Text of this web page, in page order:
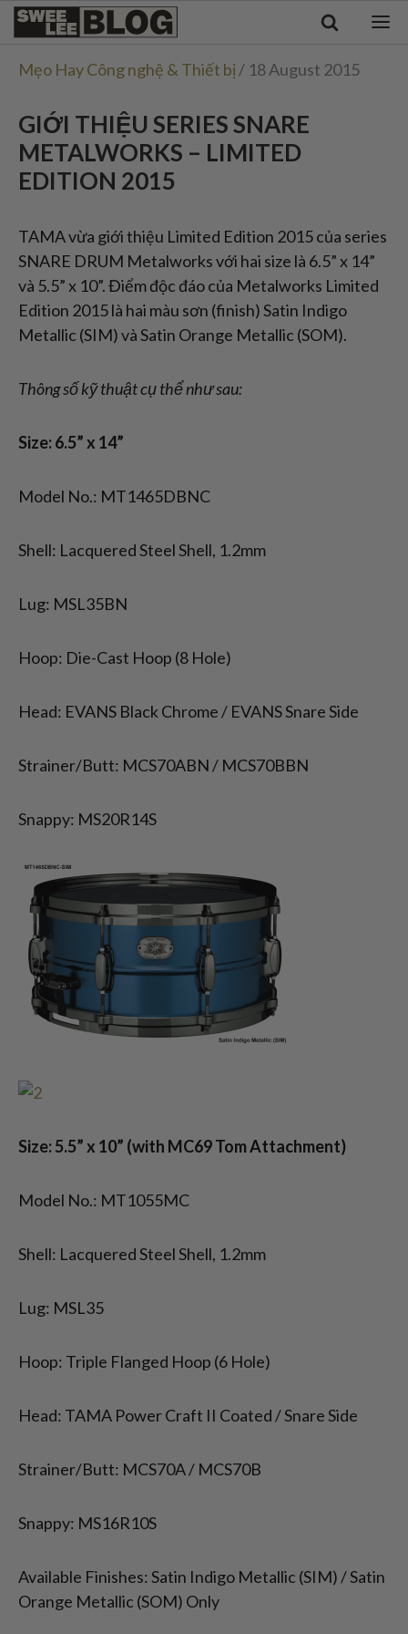
Singapore
Malaysia
Tiếng Việt
Swee
Blog
Mẹo Hay Công nghệ & Thiết bị / 18 August 2015
GIỚI THIỆU SERIES SNARE
METALWORKS – LIMITED
EDITION 2015
TAMA vừa giới thiệu Limited Edition 2015 của series
SNARE DRUM Metalworks với hai size là 6.5” x 14”
và 5.5” x 10”. Điểm độc đáo của Metalworks Limited
Edition 2015 là hai màu sơn (finish) Satin Indigo
Metallic (SIM) và Satin Orange Metallic (SOM).
Thông số kỹ thuật cụ thể như sau:
Size: 6.5”x 14”
Model No.: MT1465DBNC
Shell: Lacquered Steel Shell, 1.2mm
Lug: MSL35BN
Hoop: Die-Cast Hoop (8 Hole)
Head: EVANS Black Chrome / EVANS Snare Side
Strainer/Butt: MCS70ABN / MCS70BBN
Snappy: MS20R14S
Size: 5.5”x 10” (with MC69 Tom Attachment)
Model No.: MT1055MC
Shell: Lacquered Steel Shell, 1.2mm
Lug: MSL35
Hoop: Triple Flanged Hoop (6 Hole)
Head: TAMA Power Craft II Coated / Snare Side
Strainer/Butt: MCS70A / MCS70B
Snappy: MS16R10S
Available Finishes: Satin Indigo Metallic (SIM) / Satin
Orange Metallic (SOM) Only